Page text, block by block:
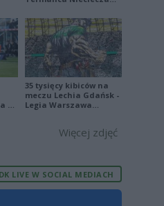
2-
35 tysięcy kibiców na
meczu Lechia Gdańsk -
Legia Warszawa
Więcej zdjęć
LIVE W SOCIAL MEDIACH